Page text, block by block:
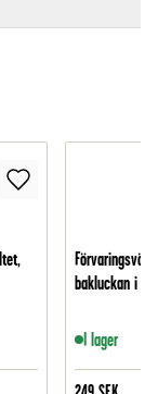
bakluckan i
I lager